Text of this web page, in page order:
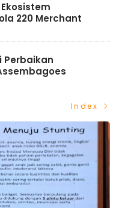
220 Merchant
Perbaikan
Index